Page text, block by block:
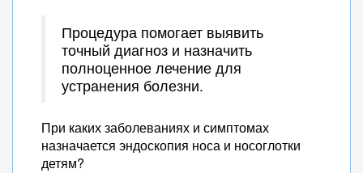
Процедура помогает выявить
точный диагноз и назначить
полноценное лечение для
устранения болезни.
При каких заболеваниях и симптомах
назначается эндоскопия носа и носоглотки
детям?